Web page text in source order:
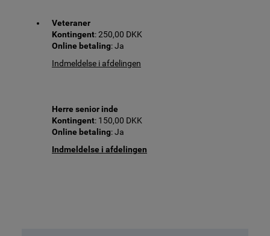
Veteraner
Kontingent: 250,00 DKK
Online betaling: Ja
Indmeldelse i afdelingen
Herre senior inde
Kontingent: 150,00 DKK
Online betaling: Ja
Indmeldelse i afdelingen